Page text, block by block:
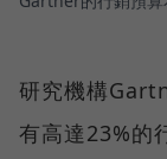
研究機構
有高達23%的